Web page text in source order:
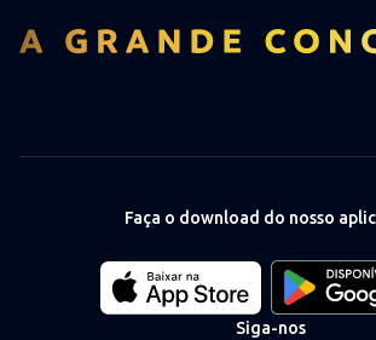
Faça o download do nosso
Download
our
app
Download
our
app
Siga-nos